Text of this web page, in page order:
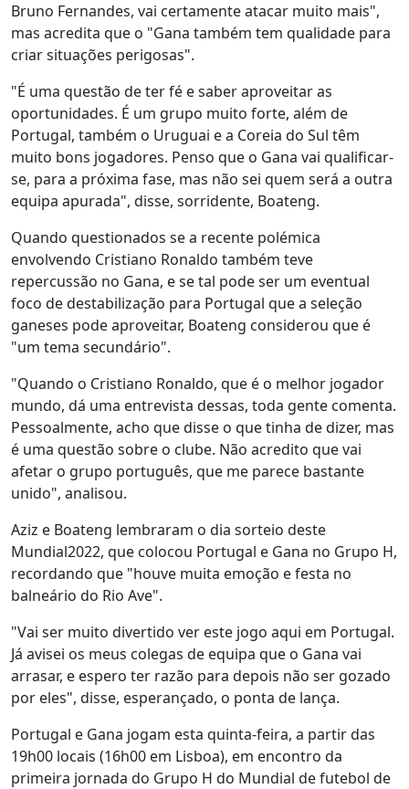
Bruno Fernandes, vai certamente atacar muito mais",
mas acredita que o "Gana também tem qualidade para
criar situações perigosas".
"É uma questão de ter fé e saber aproveitar as
oportunidades. É um grupo muito forte, além de
Portugal, também o Uruguai e a Coreia do Sul têm
muito bons jogadores. Penso que o Gana vai qualificar-
se, para a próxima fase, mas não sei quem será a outra
equipa apurada", disse, sorridente, Boateng.
Quando questionados se a recente polémica
envolvendo Cristiano Ronaldo também teve
repercussão no Gana, e se tal pode ser um eventual
foco de destabilização para Portugal que a seleção
ganeses pode aproveitar, Boateng considerou que é
"um tema secundário".
"Quando o Cristiano Ronaldo, que é o melhor jogador
mundo, dá uma entrevista dessas, toda gente comenta.
Pessoalmente, acho que disse o que tinha de dizer, mas
é uma questão sobre o clube. Não acredito que vai
afetar o grupo português, que me parece bastante
unido", analisou.
Aziz e Boateng lembraram o dia sorteio deste
Mundial2022, que colocou Portugal e Gana no Grupo H,
recordando que "houve muita emoção e festa no
balneário do Rio Ave".
"Vai ser muito divertido ver este jogo aqui em Portugal.
Já avisei os meus colegas de equipa que o Gana vai
arrasar, e espero ter razão para depois não ser gozado
por eles", disse, esperançado, o ponta de lança.
Portugal e Gana jogam esta quinta-feira, a partir das
19h00 locais (16h00 em Lisboa), em encontro da
primeira jornada do Grupo H do Mundial de futebol de